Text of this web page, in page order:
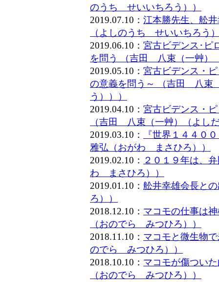
のうち せいいちろう））
2019.07.10： 江本勝先生、舩
（よしのうち せいいちろう
2019.06.10： 宮古ビデンス･ピ
を問う （吉田 八束（一艸）
2019.05.10： 宮古ビデンス・
の意義を問う～ （吉田 八束
う）））
2019.04.10： 宮古ビデンス・
（吉田 八束（一艸）（よし
2019.03.10：
『世界１４４０
雅弘（おがわ まさひろ））
2019.02.10：
２０１９年は、
わ まさひろ））
2019.01.10： 舩井幸雄会長と
ろ））
2018.12.10： マコモの仕事は
（おのでら みつひろ））
2018.11.10： マコモと微生物
のでら みつひろ））
2018.10.10： マコモが傷つい
（おのでら みつひろ））